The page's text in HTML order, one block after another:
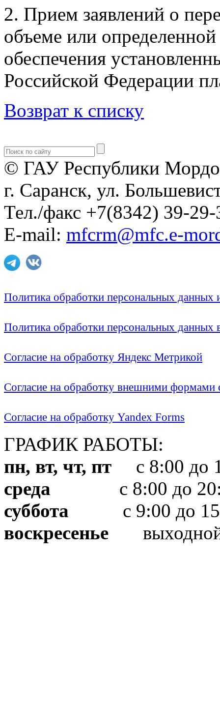
2. Прием заявлений о
объеме или
обеспечения
Российской Федерации
Возврат к списку
© ГАУ Республики
г. Саранск, ул.
Тел./факс +7(8342) 39-29-
E-mail: mfcrm@mfc.e-
Политика обработки персональных
Политика обработки персональных
Согласие на обработку Яндекс Метрикой
Согласие на обработку внешними формами
Согласие на обработку Yandex Forms
ГРАФИК РАБОТЫ:
пн, вт, чт, пт с 8:00 до
среда с 8:00 до
суббота с 9:00 до
воскресенье